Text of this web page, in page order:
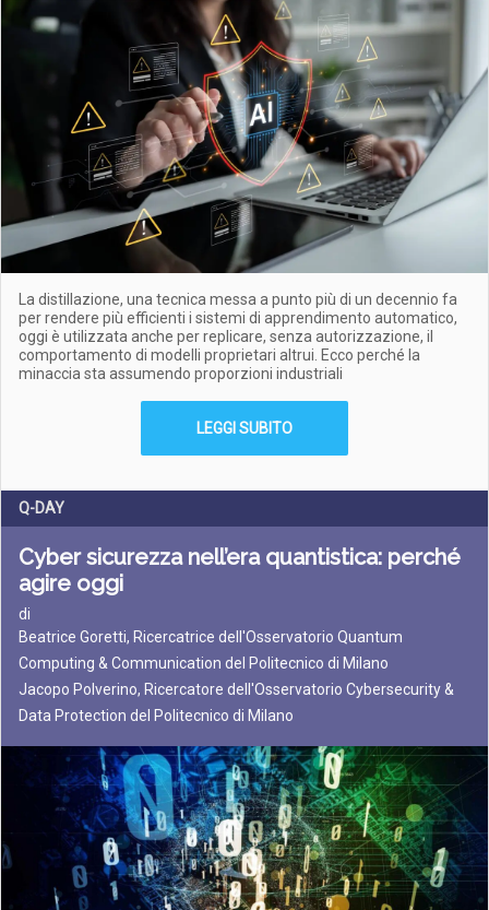
La distillazione, una tecnica messa a punto più di un decennio fa
per rendere più efficienti i sistemi di apprendimento automatico,
oggi è utilizzata anche per replicare, senza autorizzazione, il
comportamento di modelli proprietari altrui. Ecco perché la
minaccia sta assumendo proporzioni industriali
LEGGI SUBITO
Q-DAY
Cyber sicurezza nell’era quantistica: perché
agire oggi
di
Beatrice Goretti, Ricercatrice dell'Osservatorio Quantum
Computing & Communication del Politecnico di Milano
Jacopo Polverino, Ricercatore dell'Osservatorio Cybersecurity &
Data Protection del Politecnico di Milano